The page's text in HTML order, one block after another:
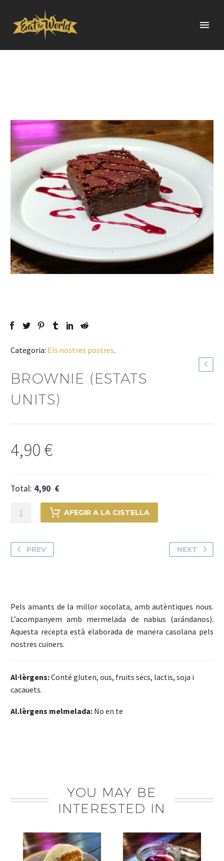
BROWNIE (ESTATS
Categoria: Els nostres postres.
BROWNIE (ESTATS
UNITS)
4,90 €
Total: 4,90 €
quantitat
(Estats
Units)
AFEGIR A LA CISTELLA
PREV NEXT
Pels amants de la millor xocolata, amb autèntiques nous.
L’acompanyem amb mermelada de nabius (arándanos).
Aquesta recepta està elaborada de manera casolana pels
nostres cuiners.
Al·lèrgens:Conté gluten, ous, fruits secs, lactis, soja i
cacauets.
Al.lèrgens melmelada: No en te
YOU MAY BE
INTERESTED IN